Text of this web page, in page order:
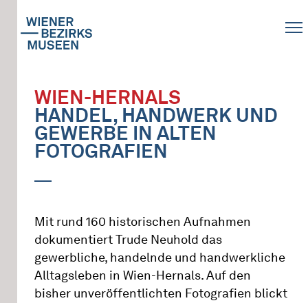
WIEN-HERNALS
HANDEL, HANDWERK UND
GEWERBE IN ALTEN
FOTOGRAFIEN
Mit rund 160 historischen Aufnahmen
dokumentiert Trude Neuhold das
gewerbliche, handelnde und handwerkliche
Alltagsleben in Wien-Hernals. Auf den
bisher unveröffentlichten Fotografien blickt